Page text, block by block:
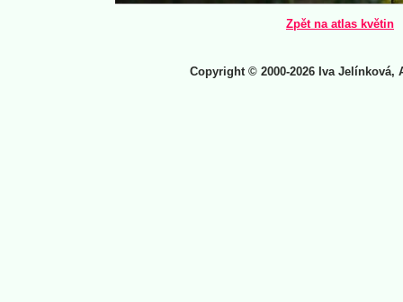
Zpět na atlas květin
Copyright © 2000-2026 Iva Jelínková,